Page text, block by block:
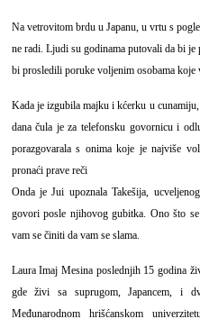
Na vetrovitom brdu u Japanu, u vrtu s
ne radi. Ljudi su godinama putovali da bi
bi prosledili poruke voljenim osobama koje
Kada je izgubila majku i kćerku u
dana čula je za telefonsku govornicu i
porazgovarala s onima koje je najviše
pronaći prave reči
Onda je Jui upoznala Takešija,
govori posle njihovog gubitka. Ono što
vam se činiti da vam se slama.
Laura Imaj Mesina poslednjih 15 godina
gde živi sa suprugom, Japancem, i
Međunarodnom hrišćanskom